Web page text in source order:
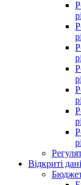
Відкриті дані